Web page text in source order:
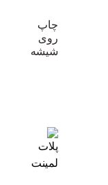
چاپ
روی
شیشه